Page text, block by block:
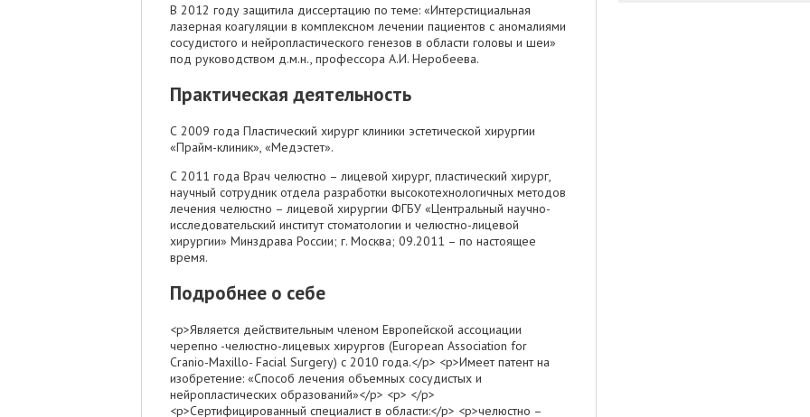
В 2012 году защитила диссертацию по теме: «Интерстициальная
лазерная коагуляции в комплексном лечении пациентов с аномалиями
сосудистого и нейропластического генезов в области головы и шеи»
под руководством д.м.н., профессора А.И. Неробеева.
Практическая деятельность
С 2009 года Пластический хирург клиники эстетической хирургии
«Прайм-клиник», «Медэстет».
С 2011 года Врач челюстно – лицевой хирург, пластический хирург,
научный сотрудник отдела разработки высокотехнологичных методов
лечения челюстно – лицевой хирургии ФГБУ «Центральный научно-
исследовательский институт стоматологии и челюстно-лицевой
хирургии» Минздрава России; г. Москва; 09.2011 – по настоящее
время.
Подробнее о себе
<p>Является действительным членом Европейской ассоциации
черепно -челюстно-лицевых хирургов (European Association for
Cranio-Maxillo- Facial Surgery) с 2010 года.</p> <p>Имеет патент на
изобретение: «Способ лечения объемных сосудистых и
нейропластических образований»</p> <p> </p>
<p>Сертифицированный специалист в области:</p> <p>челюстно –